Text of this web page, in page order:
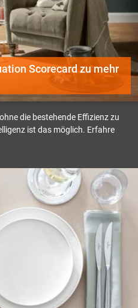
Scorecard zu mehr
die bestehende Effizienz zu
ist das möglich. Erfahre